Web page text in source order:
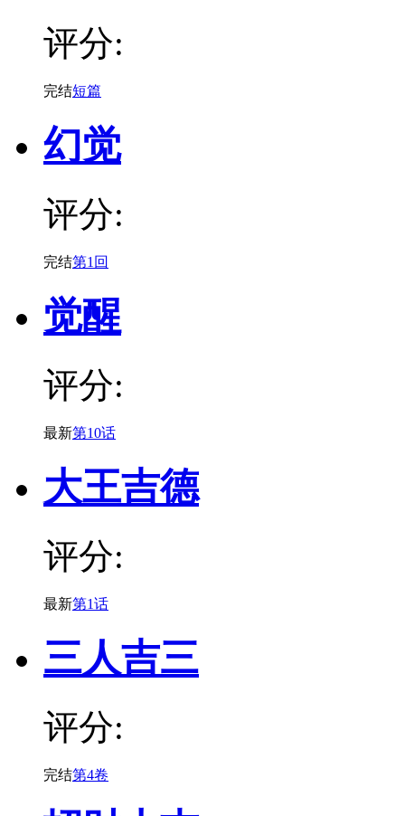
评分:
完结短篇
幻觉
评分:
完结第1回
觉醒
评分:
最新第10话
大王吉德
评分:
最新第1话
三人吉三
评分:
完结第4卷